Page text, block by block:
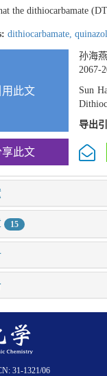
the dithiocarbamate
dithiocarbamate,
用此文
孙海
2067-
Sun
导出
享此文
15
31-1321/06